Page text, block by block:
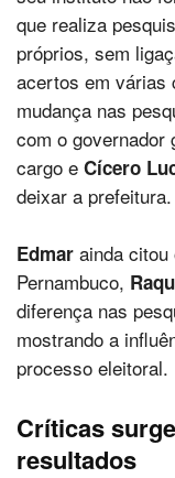
que realiza
próprios, sem
acertos em várias
mudança nas
com o governador
cargo e Cícero
deixar a prefeitura.
Edmar ainda citou
Pernambuco,
diferença nas
mostrando a
processo eleitoral.
Críticas
resultados